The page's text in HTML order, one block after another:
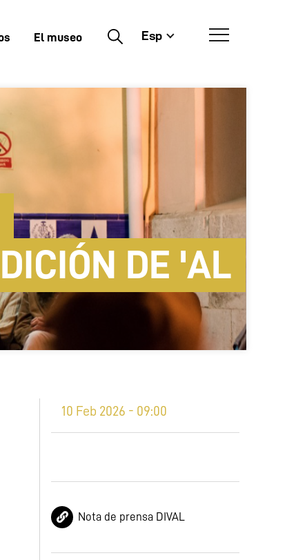
El museo Buscar Esp
DE 'AL
10 Feb 2026 - 09:00
Nota de prensa DIVAL